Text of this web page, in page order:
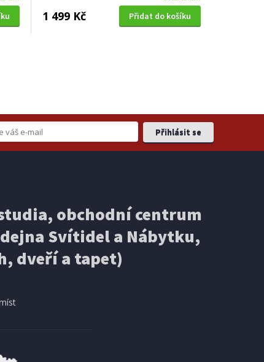
1 499 Kč Přidat do košíku
obchodní centrum
Svítidel a Nábytku,
dveří a tapet)